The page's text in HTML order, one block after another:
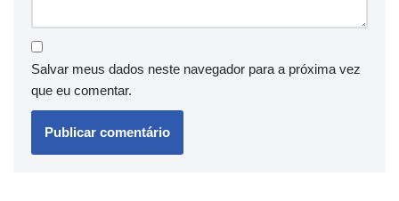
Salvar meus dados neste navegador para a próxima vez
que eu comentar.